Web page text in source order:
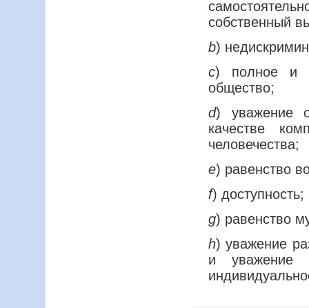
собственный
b)
c) полное и
общество;
d) уважение
качестве
человечества;
e) равенство
f) доступность;
g) равенство
h) уважение
и уважение